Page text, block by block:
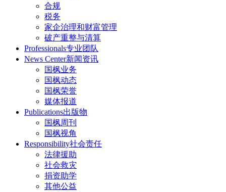
合规
税务
家企治理和财富管理
破产重整与清算
Professionals专业团队
News Center新闻资讯
国枫业务
国枫动态
国枫荣誉
媒体报道
Publications出版物
国枫周刊
国枫视角
Responsibility社会责任
法律援助
社会救灾
捐资助学
其他公益